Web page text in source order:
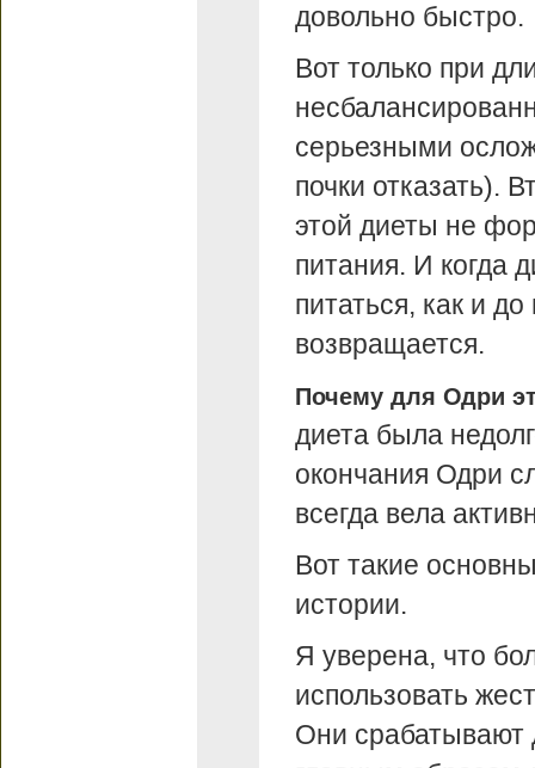
довольно быстро.
Вот только при
серьезными
почки отказать).
этой диеты не
питания. И когда
питаться, как и
возвращается.
Почему для Одри
диета была
окончания Одри
всегда вела
Вот такие
истории.
Я уверена, что
использовать
Они срабатывают